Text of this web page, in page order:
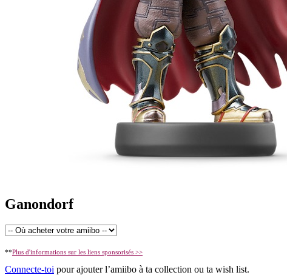
Ganondorf
**Plus d'informations sur les liens sponsorisés >>
Connecte-toi pour ajouter l’amiibo à ta collection ou ta wish list.